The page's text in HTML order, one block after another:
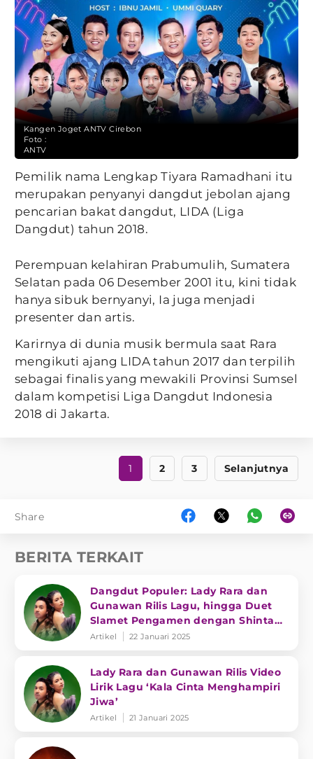
Kangen Joget ANTV Cirebon
Foto :
ANTV
Pemilik nama Lengkap Tiyara Ramadhani itu
merupakan penyanyi dangdut jebolan ajang
pencarian bakat dangdut, LIDA (Liga
Dangdut) tahun 2018.
Perempuan kelahiran Prabumulih, Sumatera
Selatan pada 06 Desember 2001 itu, kini tidak
hanya sibuk bernyanyi, Ia juga menjadi
presenter dan artis.
Karirnya di dunia musik bermula saat Rara
mengikuti ajang LIDA tahun 2017 dan terpilih
sebagai finalis yang mewakili Provinsi Sumsel
dalam kompetisi Liga Dangdut Indonesia
2018 di Jakarta.
1 2 3 Selanjutnya
Share
BERITA TERKAIT
Dangdut Populer: Lady Rara dan
Gunawan Rilis Lagu, hingga Duet
Slamet Pengamen dengan Shinta
Gisul
Artikel 22 Januari 2025
Lady Rara dan Gunawan Rilis Video
Lirik Lagu ‘Kala Cinta Menghampiri
Jiwa’
Artikel 21 Januari 2025